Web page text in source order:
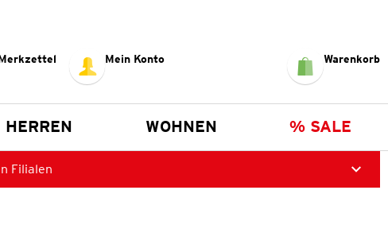
Mein Konto Warenkorb
HERREN WOHNEN % SALE
Filialen